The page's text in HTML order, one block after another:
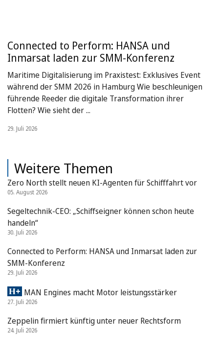
Connected to Perform: HANSA und
Inmarsat laden zur SMM-Konferenz
Maritime Digitalisierung im Praxistest: Exklusives Event
während der SMM 2026 in Hamburg Wie beschleunigen
führende Reeder die digitale Transformation ihrer
Flotten? Wie sieht der ...
29. Juli 2026
Weitere Themen
Zero North stellt neuen KI-Agenten für Schifffahrt vor
05. August 2026
Segeltechnik-CEO: „Schiffseigner können schon heute
handeln“
30. Juli 2026
Connected to Perform: HANSA und Inmarsat laden zur
SMM-Konferenz
29. Juli 2026
MAN Engines macht Motor leistungsstärker
27. Juli 2026
Zeppelin firmiert künftig unter neuer Rechtsform
24. Juli 2026